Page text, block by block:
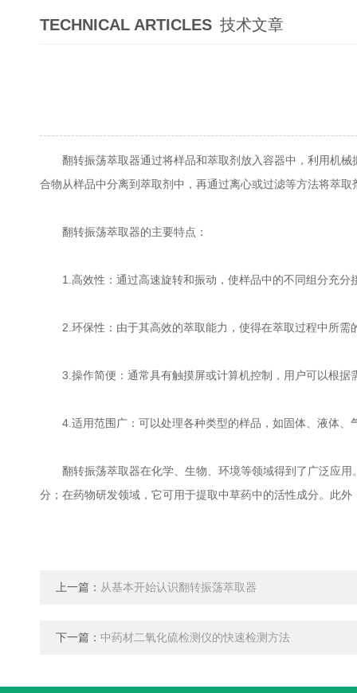
TECHNICAL ARTICLES 技术文章
翻转振荡萃取器通过将样品和萃取剂放入容器中，利用机械
合物从样品中分离到萃取剂中，再通过离心或过滤等方法将萃
翻转振荡萃取器的主要特点：
1.高效性：通过高速旋转和振动，使样品中的不同组分充分
2.环保性：由于其高效的萃取能力，使得在萃取过程中所需
3.操作简便：通常具有触摸屏或计算机控制，用户可以根据
4.适用范围广：可以处理各种类型的样品，如固体、液体、
翻转振荡萃取器在化学、生物、环境等领域得到了广泛应用
分；在药物研发领域，它可用于提取中草药中的活性成分。此
上一篇： 从基本开始认识翻转振荡萃取器
下一篇： 中药材二氧化硫检测仪的快速检测方法